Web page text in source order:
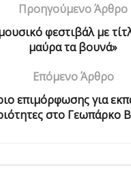
Προηγούμενο Άρθρο
φεστιβάλ με
μαύρα τα βουνά»
Επόμενο Άρθρο
επιμόρφωσης για
στο Γεωπάρκο